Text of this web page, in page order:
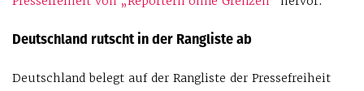
Deutschland rutscht in der Rangliste ab
Deutschland belegt auf der Rangliste der Pressefreiheit